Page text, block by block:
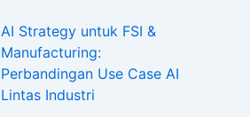
AI Strategy untuk FSI &
Manufacturing:
Perbandingan Use Case AI
Lintas Industri